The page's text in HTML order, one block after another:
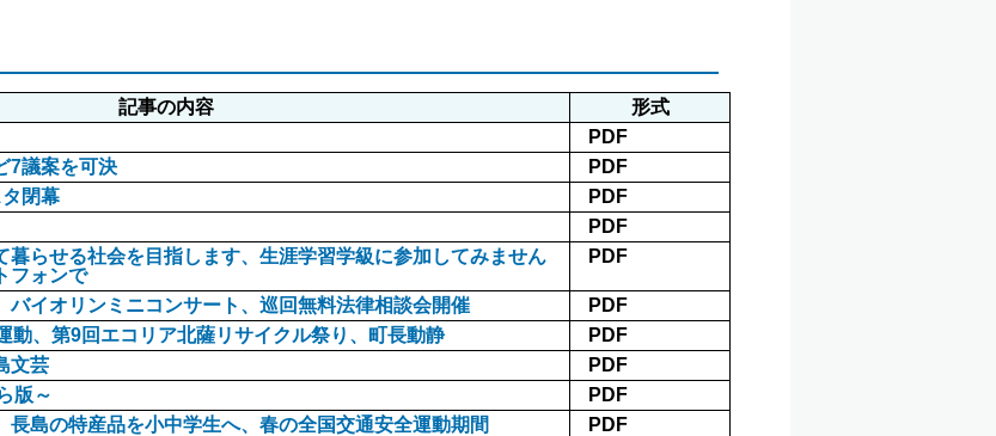
記事の内容
形式
PDF
7議案を可決
PDF
閉幕
PDF
PDF
暮らせる社会を目指します、生涯学習学級に参加してみません
フォンで
PDF
イオリンミニコンサート、巡回無料法律相談会開催
PDF
動、第9回エコリア北薩リサイクル祭り、町長動静
PDF
文芸
PDF
版～
PDF
長島の特産品を小中学生へ、春の全国交通安全運動期間
PDF